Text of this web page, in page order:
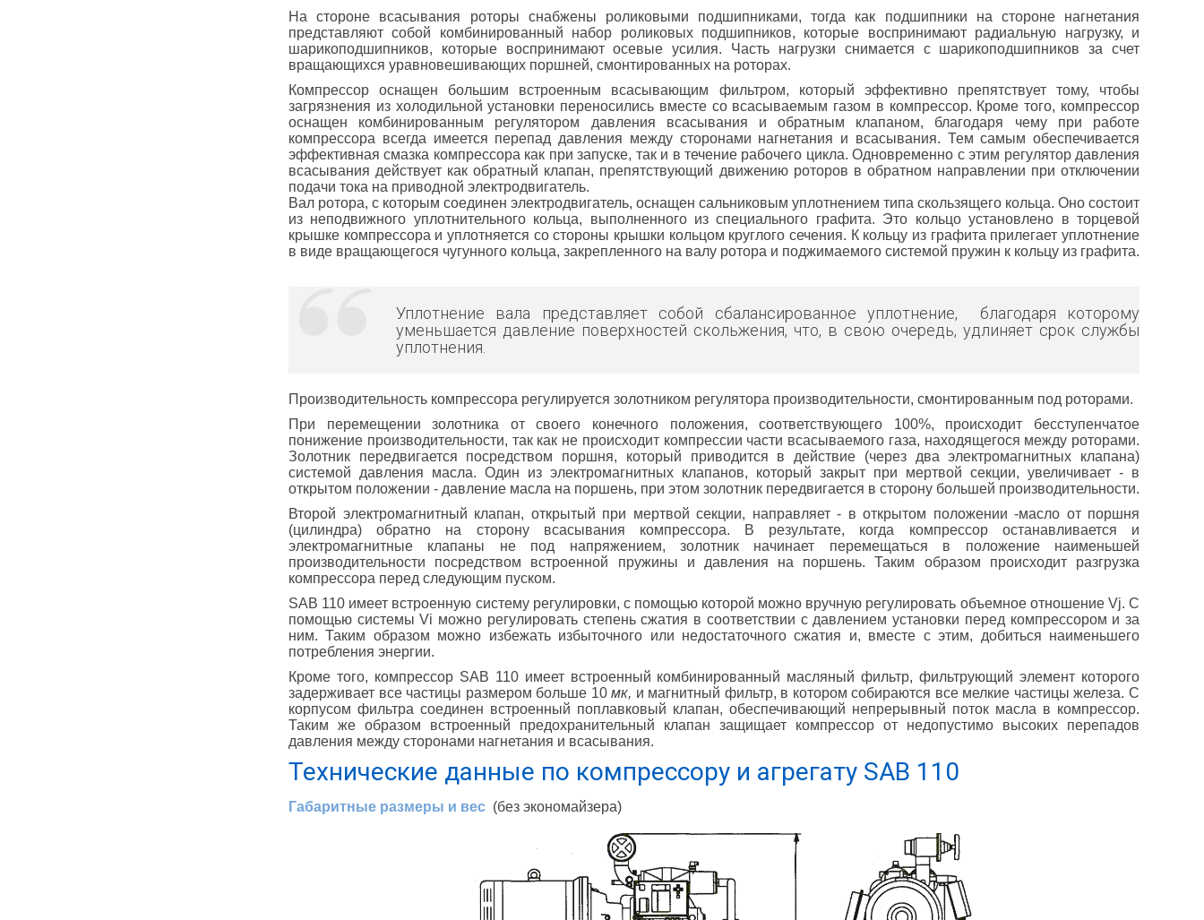
На стороне всасывания роторы снабжены роликовыми подшипниками, тогда как подшипники на стороне нагнетания
представляют собой комбинированный набор роликовых подшипников, которые воспринимают радиальную нагрузку, и
шарикоподшипников, которые воспринимают осевые усилия. Часть нагрузки снимается с шарикоподшипников за счет
вращающихся уравновешивающих поршней, смонтированных на роторах.
Компрессор оснащен большим встроенным всасывающим фильтром, который эффективно препятствует тому, чтобы
загрязнения из холодильной установки переносились вместе со всасываемым газом в компрессор. Кроме того, компрессор
оснащен комбинированным регулятором давления всасывания и обратным клапаном, благодаря чему при работе
компрессора всегда имеется перепад давления между сторонами нагнетания и всасывания. Тем самым обеспечивается
эффективная смазка компрессора как при запуске, так и в течение рабочего цикла. Одновременно с этим регулятор давления
всасывания действует как обратный клапан, препятствующий движению роторов в обратном направлении при отключении
подачи тока на приводной электродвигатель.
Вал ротора, с которым соединен электродвигатель, оснащен сальниковым уплотнением типа скользящего кольца. Оно состоит
из неподвижного уплотнительного кольца, выполненного из специального графита. Это кольцо установлено в торцевой
крышке компрессора и уплотняется со стороны крышки кольцом круглого сечения. К кольцу из графита прилегает уплотнение
в виде вращающегося чугунного кольца, закрепленного на валу ротора и поджимаемого системой пружин к кольцу из графита.
Уплотнение вала представляет собой
сбалансированное уплотнение, благодаря которому
уменьшается давление поверхностей скольжения, что, в свою очередь, удлиняет срок службы
уплотнения.
Производительность компрессора регулируется золотником регулятора производительности, смонтированным под роторами.
При перемещении золотника от своего конечного положения, соответствующего 100%, происходит бесступенчатое
понижение производительности, так как не происходит компрессии части всасываемого газа, находящегося между роторами.
Золотник передвигается посредством поршня, который приводится в действие (через два электромагнитных клапана)
системой давления масла. Один из электромагнитных клапанов, который закрыт при мертвой секции, увеличивает - в
открытом положении - давление масла на поршень, при этом золотник передвигается в сторону большей производительности.
Второй электромагнитный клапан, открытый при мертвой секции, направляет - в открытом положении -масло от поршня
(цилиндра) обратно на сторону всасывания компрессора. В результате, когда компрессор останавливается и
электромагнитные клапаны не под напряжением, золотник начинает перемещаться в положение наименьшей
производительности посредством встроенной пружины и давления на поршень. Таким образом происходит разгрузка
компрессора перед следующим пуском.
SAB 110 имеет встроенную систему регулировки, с помощью которой можно вручную регулировать объемное отношение Vj. С
помощью системы Vi можно регулировать степень сжатия в соответствии с давлением установки перед компрессором и за
ним. Таким образом можно избежать избыточного или недостаточного сжатия и, вместе с этим, добиться наименьшего
потребления энергии.
Кроме того, компрессор SAB 110 имеет встроенный комбинированный масляный фильтр, фильтрующий элемент которого
задерживает все частицы размером больше 10мк, и магнитный фильтр, в котором собираются все мелкие частицы железа. С
корпусом фильтра соединен встроенный поплавковый клапан, обеспечивающий непрерывный поток масла в компрессор.
Таким же образом встроенный предохранительный клапан защищает компрессор от недопустимо высоких перепадов
давления между сторонами нагнетания и всасывания.
Технические данные по компрессору и агрегату SAB 110
Габаритные размеры и вес (без экономайзера)